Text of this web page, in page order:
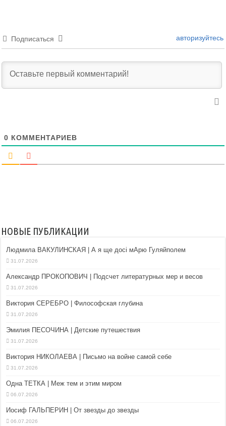
Подписаться авторизуйтесь
0 КОММЕНТАРИЕВ
НОВЫЕ ПУБЛИКАЦИИ
Людмила ВАКУЛИНСКАЯ | А я ще досі мАрю Гуляйполем
31.07.2026
Александр ПРОКОПОВИЧ | Подсчет литературных мер и весов
31.07.2026
Виктория СЕРЕБРО | Философская глубина
31.07.2026
Эмилия ПЕСОЧИНА | Детские путешествия
31.07.2026
Виктория НИКОЛАЕВА | Письмо на войне самой себе
31.07.2026
Одна ТЕТКА | Меж тем и этим миром
06.07.2026
Иосиф ГАЛЬПЕРИН | От звезды до звезды
06.07.2026